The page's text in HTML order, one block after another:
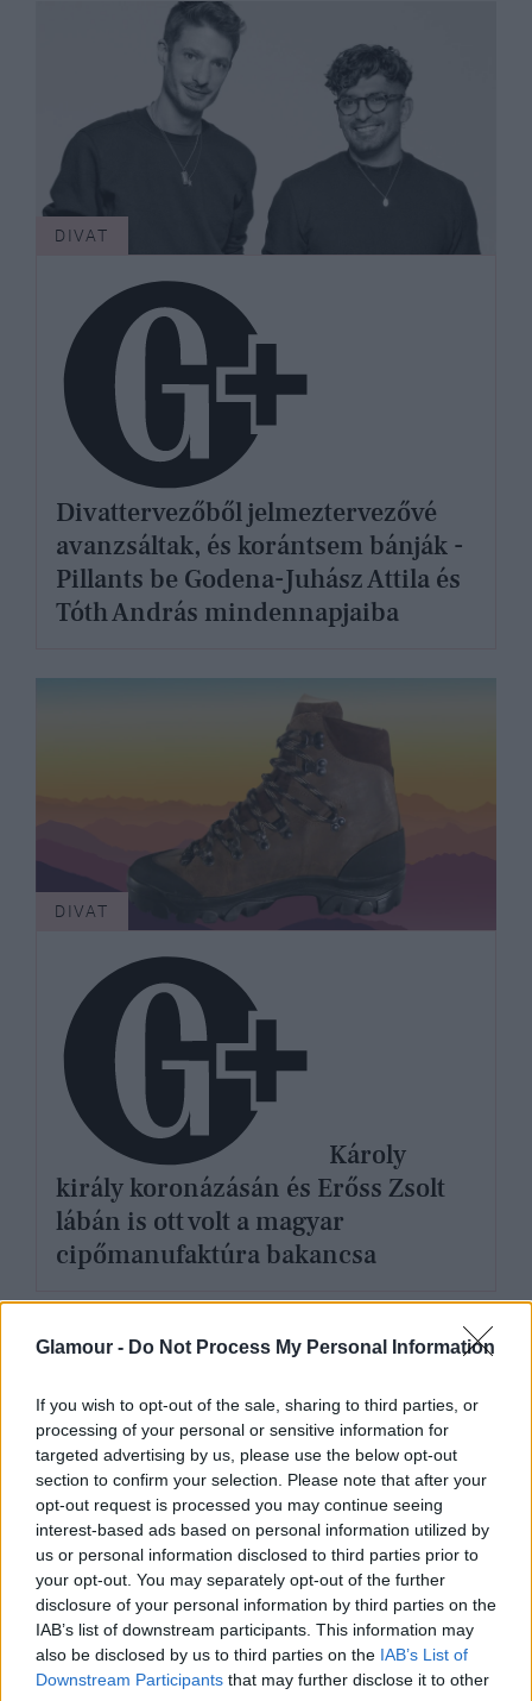
Glamour - Do Not Process My Personal Information
If you wish to opt-out of the sale, sharing to third parties, or
processing of your personal or sensitive information for
targeted advertising by us, please use the below opt-out
section to confirm your selection. Please note that after your
opt-out request is processed you may continue seeing
interest-based ads based on personal information utilized by
us or personal information disclosed to third parties prior to
your opt-out. You may separately opt-out of the further
disclosure of your personal information by third parties on the
IAB’s list of downstream participants. This information may
also be disclosed by us to third parties on the IAB’s List of
Downstream Participants that may further disclose it to other
DIVAT
Divattervezőből jelmeztervezővé
avanzsáltak, és korántsem bánják -
Pillants be Godena-Juhász Attila és
Tóth András mindennapjaiba
DIVAT
Károly
király koronázásán és Erőss Zsolt
lábán is ott volt a magyar
cipőmanufaktúra bakancsa
MAGYAR TERMÉK DIVAT
ÉLETMÓD
MAGYAR DIVATMÁRKA
FÜRDŐRUHA TREND
SZÉPSÉG
SZÉPSÉGÁPOLÁS
ÉKSZER FÜRDŐRUHA